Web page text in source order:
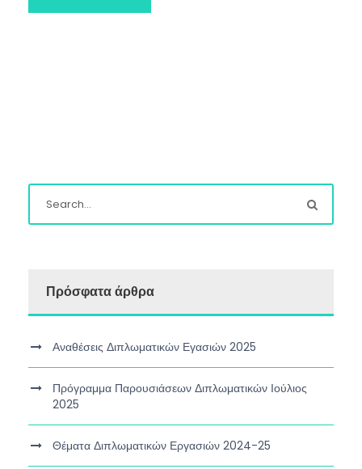
Πρόσφατα άρθρα
Αναθέσεις Διπλωματικών Εγασιών 2025
Πρόγραμμα Παρουσιάσεων Διπλωματικών Ιούλιος
2025
Θέματα Διπλωματικών Εργασιών 2024-25